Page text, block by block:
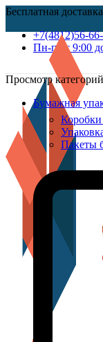
Бесплатная доставка
+7(4812)56-
Пн-пт c 9:00
Просмотр категорий
Бумажная
Пакеты